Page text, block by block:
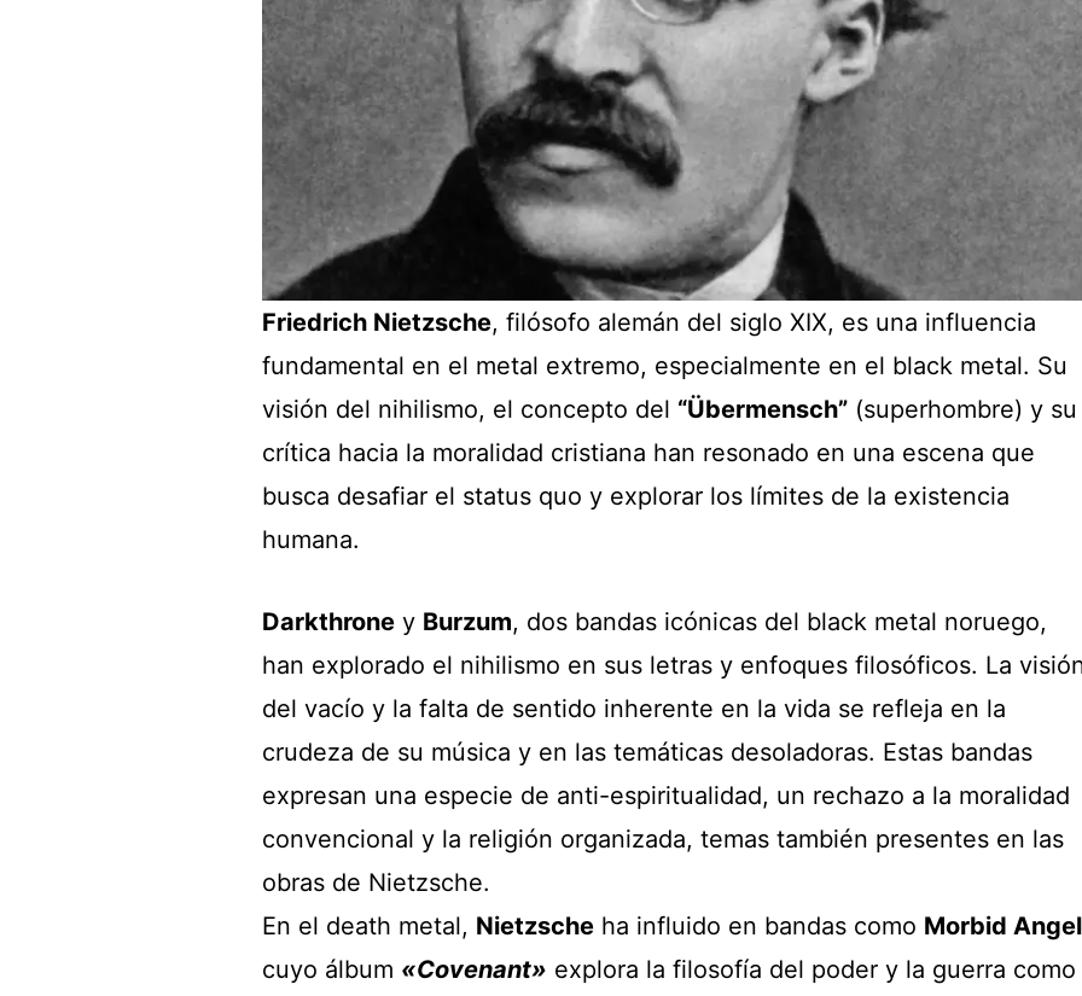
Friedrich Nietzsche, filósofo alemán del siglo XIX, es una influencia
fundamental en el metal extremo, especialmente en el black metal. Su
visión del nihilismo, el concepto del “Übermensch” (superhombre) y su
crítica hacia la moralidad cristiana han resonado en una escena que
busca desafiar el status quo y explorar los límites de la existencia
humana.
Darkthrone y Burzum, dos bandas icónicas del black metal noruego,
han explorado el nihilismo en sus letras y enfoques filosóficos. La
del vacío y la falta de sentido inherente en la vida se refleja en la
crudeza de su música y en las temáticas desoladoras. Estas bandas
expresan una especie de anti-espiritualidad, un rechazo a la moralidad
convencional y la religión organizada, temas también presentes en las
obras de Nietzsche.
En el death metal, Nietzsche ha influido en bandas como Morbid Angel
cuyo álbum «Covenant» explora la filosofía del poder y la guerra como